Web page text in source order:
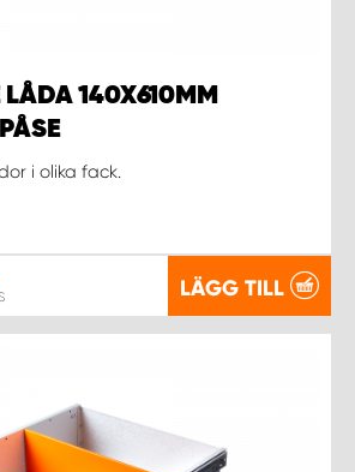
140X610MM
i olika fack.
LÄGG TILL